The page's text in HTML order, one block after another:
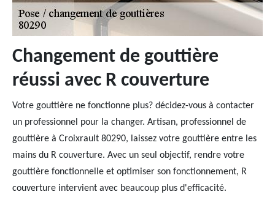
Changement de gouttière
réussi avec R couverture
Votre gouttière ne fonctionne plus? décidez-vous à contacter
un professionnel pour la changer. Artisan, professionnel de
gouttière à Croixrault 80290, laissez votre gouttière entre les
mains du R couverture. Avec un seul objectif, rendre votre
gouttière fonctionnelle et optimiser son fonctionnement, R
couverture intervient avec beaucoup plus d'efficacité.